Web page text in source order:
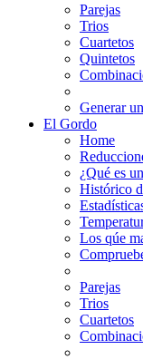
Parejas
Trios
Cuartetos
Quintetos
Generar
El Gordo
Home
¿Qué es
Histórico
Los qúe
Parejas
Trios
Cuartetos